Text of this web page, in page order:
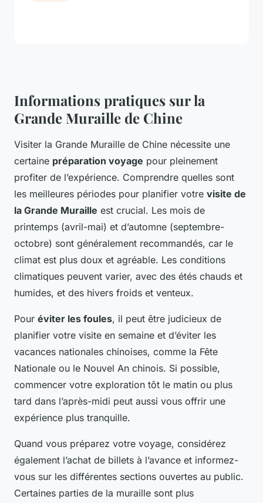
Informations pratiques sur la
Grande Muraille de Chine
Visiter la Grande Muraille de Chine nécessite une
certaine préparation voyage pour pleinement
profiter de l’expérience. Comprendre quelles sont
les meilleures périodes pour planifier votre visite de
la Grande Muraille est crucial. Les mois de
printemps (avril-mai) et d’automne (septembre-
octobre) sont généralement recommandés, car le
climat est plus doux et agréable. Les conditions
climatiques peuvent varier, avec des étés chauds et
humides, et des hivers froids et venteux.
Pour éviter les foules, il peut être judicieux de
planifier votre visite en semaine et d’éviter les
vacances nationales chinoises, comme la Fête
Nationale ou le Nouvel An chinois. Si possible,
commencer votre exploration tôt le matin ou plus
tard dans l’après-midi peut aussi vous offrir une
expérience plus tranquille.
Quand vous préparez votre voyage, considérez
également l’achat de billets à l’avance et informez-
vous sur les différentes sections ouvertes au public.
Certaines parties de la muraille sont plus